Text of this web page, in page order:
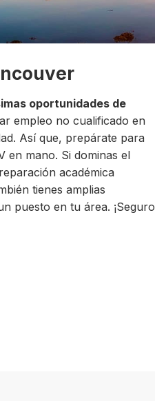
oportunidades de
empleo no cualificado en
Así que, prepárate para
en mano. Si dominas el
académica
tienes amplias
puesto en tu área. ¡Seguro